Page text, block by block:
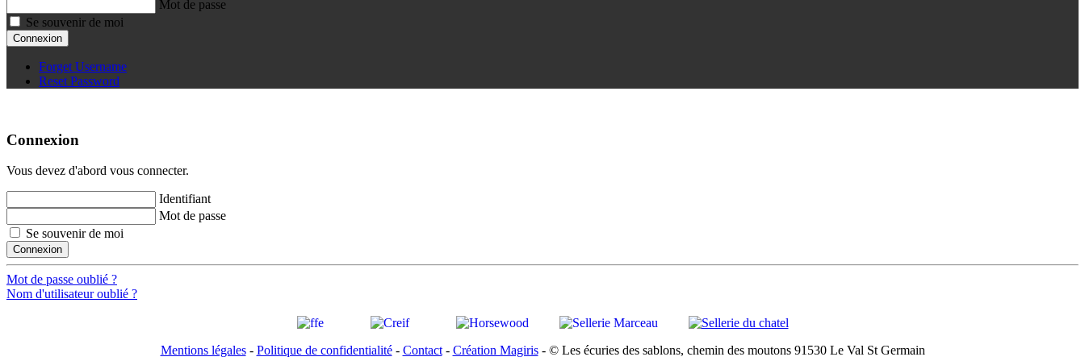
Mot de passe
Se souvenir de moi
Connexion
Forget Username
Reset Password
Connexion
Vous devez d'abord vous connecter.
Identifiant
Mot de passe
Se souvenir de moi
Connexion
Mot de passe oublié ?
Nom d'utilisateur oublié ?
Mentions légales- Politique de confidentialité- Contact- Création Magiris- © Les écuries des sablons, chemin des moutons 91530 Le Val St Germain